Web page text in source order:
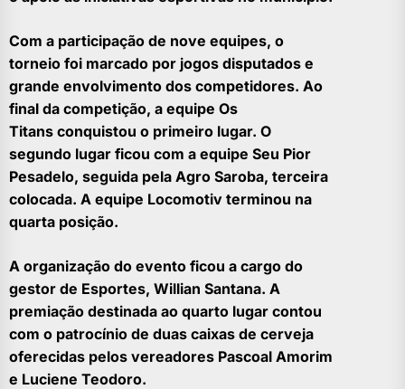
Com a participação de nove equipes, o
torneio foi marcado por jogos disputados e
grande envolvimento dos competidores. Ao
final da competição, a equipe Os
Titans conquistou o primeiro lugar. O
segundo lugar ficou com a equipe Seu Pior
Pesadelo, seguida pela Agro Saroba, terceira
colocada. A equipe Locomotiv terminou na
quarta posição.
A organização do evento ficou a cargo do
gestor de Esportes, Willian Santana. A
premiação destinada ao quarto lugar contou
com o patrocínio de duas caixas de cerveja
oferecidas pelos vereadores Pascoal Amorim
e Luciene Teodoro.